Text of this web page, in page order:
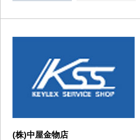
(株)中屋金物店